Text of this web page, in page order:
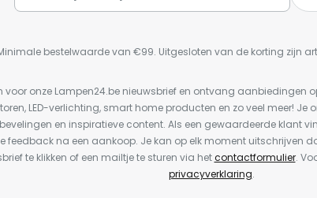
bestelwaarde van €99. Uitgesloten van de korting zijn
voor onze Lampen24.be nieuwsbrief en ontvang aanbiedingen
LED-verlichting, smart home producten en zo veel meer! Je
en inspiratieve content. Als een gewaardeerde klant
feedback na een aankoop. Je kan op elk moment uitschrijven
te klikken of een mailtje te sturen via hetcontactformulier.
privacyverklaring.